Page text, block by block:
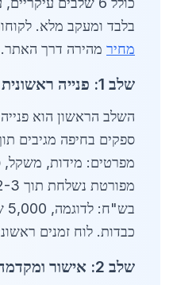
בלבד ומעקב מלא.
מחיר מהירה דרך האתר.
שלב 1: פנייה ראשונית והצעת מחיר
השלב הראשון הוא
מפרטים: מידות, משקל,
כבדות. לוח זמנים ראשוני: 4-6 שבועות
שלב 2: אישור ומקדמה